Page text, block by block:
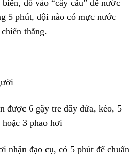
đổ vào “cây cầu” để nước
5 phút, đội nào có mực nước
thắng.
được 6 gậy tre dây dứa, kéo, 5
3 phao hơi
nhận đạo cụ, có 5 phút để chuẩn